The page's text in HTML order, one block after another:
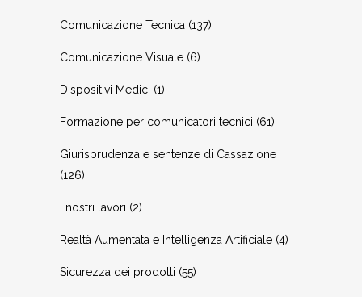
Comunicazione Tecnica (137)
Comunicazione Visuale (6)
Dispositivi Medici (1)
Formazione per comunicatori tecnici (61)
Giurisprudenza e sentenze di Cassazione
(126)
I nostri lavori (2)
Realtà Aumentata e Intelligenza Artificiale (4)
Sicurezza dei prodotti (55)